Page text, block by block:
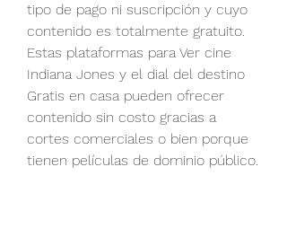
tipo de pago ni suscripción y cuyo
contenido es totalmente gratuito.
Estas plataformas para Ver cine
Indiana Jones y el dial del destino
Gratis en casa pueden ofrecer
contenido sin costo gracias a
cortes comerciales o bien porque
tienen películas de dominio público.